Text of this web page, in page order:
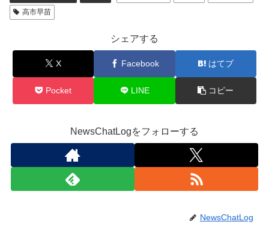
高市早苗
シェアする
X Facebook はてブ
Pocket LINE コピー
NewsChatLogをフォローする
NewsChatLog